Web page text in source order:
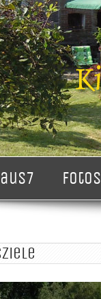
1 2 3 4 5
Fotos